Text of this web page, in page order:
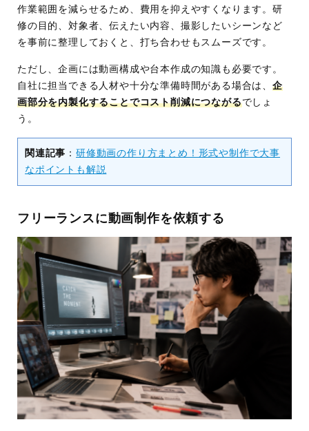
作業範囲を減らせるため、費用を抑えやすくなります。研
修の目的、対象者、伝えたい内容、撮影したいシーンなど
を事前に整理しておくと、打ち合わせもスムーズです。
ただし、企画には動画構成や台本作成の知識も必要です。
自社に担当できる人材や十分な準備時間がある場合は、企
画部分を内製化することでコスト削減につながるでしょ
う。
関連記事 ：研修動画の作り方まとめ！形式や制作で大事
なポイントも解説
フリーランスに動画制作を依頼する